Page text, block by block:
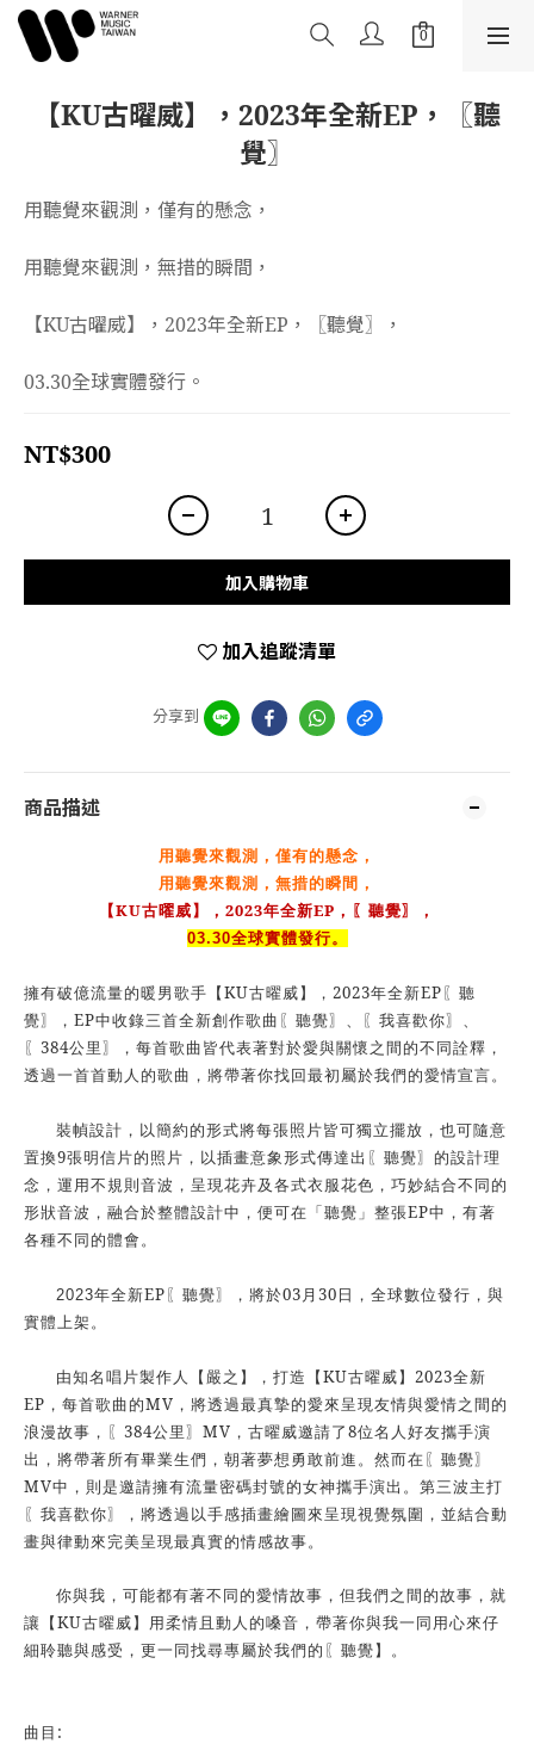
【KU古曜威】，2023年全新EP，〖聽
覺〗
用聽覺來觀測，僅有的懸念，
用聽覺來觀測，無措的瞬間，
【KU古曜威】，2023年全新EP，〖聽覺〗，
03.30全球實體發行。
NT$300
加入購物車
加入追蹤清單
分享到
商品描述
用聽覺來觀測，僅有的懸念，
用聽覺來觀測，無措的瞬間，
【KU古曜威】， 2023年全新EP ，〖聽覺〗，
03.30全球實體發行。
擁有破億流量的暖男歌手【 KU古曜威】， 2023年全新EP 〖聽
覺〗， EP中收錄三首全新創作歌曲〖聽覺〗、〖我喜歡你〗、
〖 384公里〗，每首歌曲皆代表著對於愛與關懷之間的不同詮釋，
透過一首首動人的歌曲，將帶著你找回最初屬於我們的愛情宣言。
裝幀設計，以簡約的形式將每張照片皆可獨立擺放，也可隨意
置換9張明信片的照片，以插畫意象形式傳達出 〖聽覺〗 的設計理
念，運用不規則音波，呈現花卉及各式衣服花色，巧妙結合不同的
形狀音波，融合於整體設計中，便可在「聽覺」整張EP中，有著
各種不同的體會。
2023年全新EP 〖聽覺〗， 將於03 月 30 日，全球數位發行，與
實體上架 。
由知名唱片製作人【嚴之】，打造【 KU古曜威】 2023全新
EP ，每首歌曲的MV ，將透過最真摯的愛來呈現友情與愛情之間的
浪漫故事，〖 384公里〗 MV ，古曜威邀請了 8位名人好友攜手演
出，將帶著所有畢業生們，朝著夢想勇敢前進。然而在〖聽覺〗
MV中，則是邀請擁有流量密碼封號的女神攜手演出。第三波主打
〖我喜歡你〗，將透過以手感插畫繪圖來呈現視覺氛圍，並結合動
畫與律動來完美呈現最真實的情感故事。
你與我，可能都有著不同的愛情故事，但我們之間的故事，就
讓【 KU古曜威】用柔情且動人的嗓音，帶著你與我一同用心來仔
細聆聽與感受，更一同找尋專屬於我們的〖聽覺】。
曲目 :